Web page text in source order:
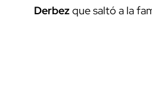
Derbezque saltó a la